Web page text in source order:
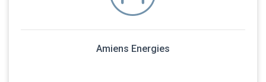
Amiens Energies